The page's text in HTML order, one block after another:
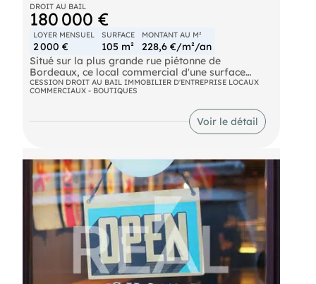
DROIT AU BAIL
180 000 €
LOYER MENSUEL
2 000 €
SURFACE
105 m²
MONTANT AU M²
228,6 €/m²/an
Situé sur la plus grande rue piétonne de
Bordeaux, ce local commercial d'une surface
d'env 105m² offre une très belle visibilité pour
toutes les activités hors nuisances.
CESSION DROIT AU BAIL IMMOBILIER D'ENTREPRISE LOCAUX
COMMERCIAUX - BOUTIQUES
Voir le détail